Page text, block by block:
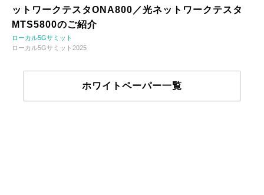
ットワークテスタONA800／光ネットワークテスタ
MTS5800のご紹介
ローカル5Gサミット
ローカル5Gサミット2025
ホワイトペーパー一覧